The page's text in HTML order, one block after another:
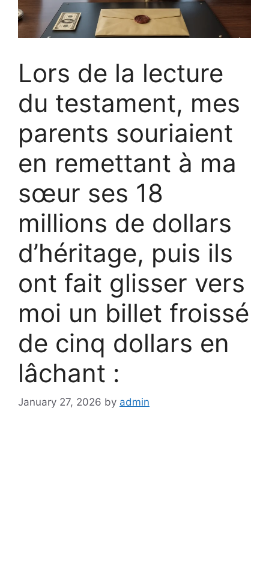
Lors de la lecture
du testament, mes
parents souriaient
en remettant à ma
sœur ses 18
millions de dollars
d’héritage, puis ils
ont fait glisser vers
moi un billet froissé
de cinq dollars en
lâchant :
January 27, 2026 by admin